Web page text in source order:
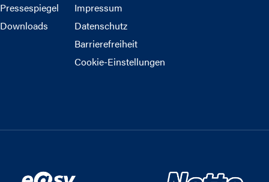
Pressespiegel
Downloads
Impressum
Datenschutz
Barrierefreiheit
Cookie-Einstellungen